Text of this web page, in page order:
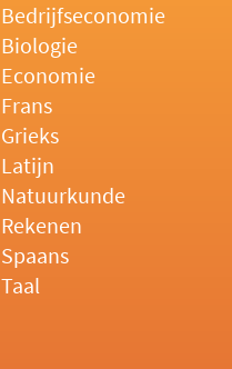
Bedrijfseconomie
Biologie
Economie
Frans
Grieks
Latijn
Natuurkunde
Rekenen
Spaans
Taal